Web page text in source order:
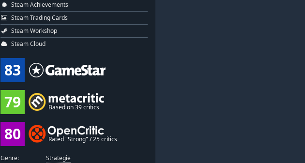
Steam Achievements
Steam Trading Cards
Steam Workshop
Steam Cloud
83
79
Based on 39 critics
80 Rated "Strong" / 25 critics
Genre:
Strategie